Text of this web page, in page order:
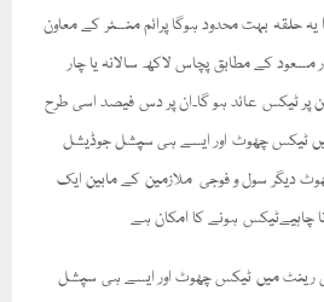
حلقہ بہت محدود ہوگا پرائم منسٹر کے معاون
مسعود کے مطابق پچاس لاکھ سالانہ یا چار
پر ٹیکس عائد ہو گا۔ان پر دس فیصد اسی طرح
ٹیکس چھوٹ اور ایسے ہی سپشل جوڈیشل
دیگر سول و فوجی ملازمین کے مابین ایک
چاہیےٹیکس ہونے کا امکان ہے
رینٹ میں ٹیکس چھوٹ اور ایسے ہی سپشل